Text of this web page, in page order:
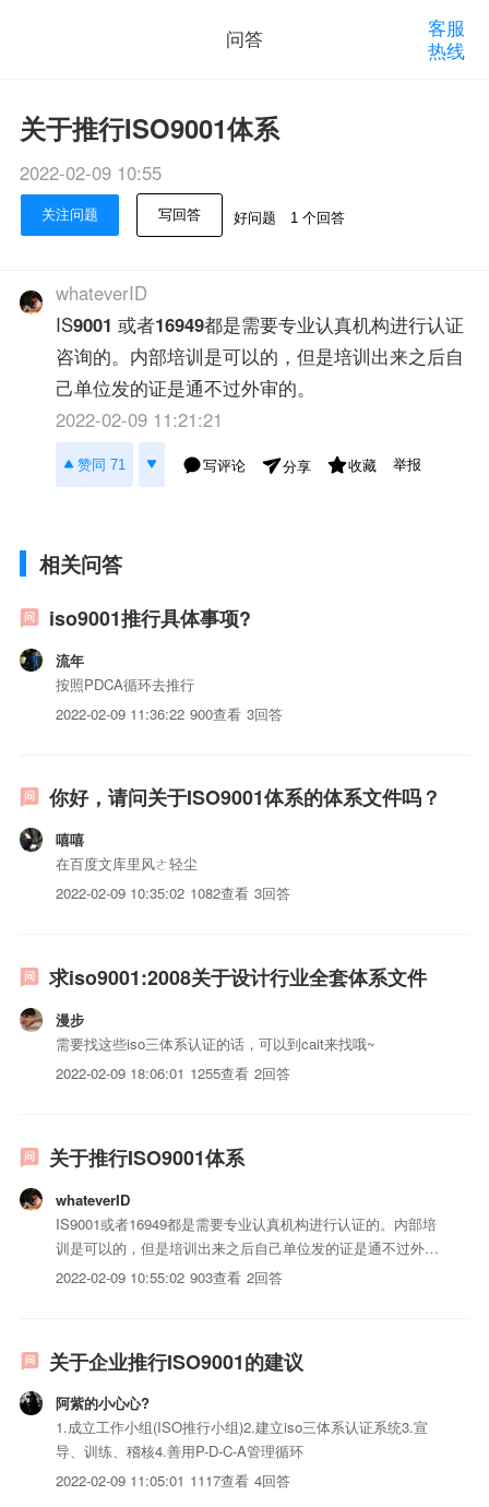
问答
客服
热线
关于推行ISO9001体系
2022-02-09 10:55
关注问题 写回答 好问题 1 个回答
whateverID
IS9001 或者16949都是需要专业认真机构进行认证
咨询的。内部培训是可以的，但是培训出来之后自
己单位发的证是通不过外审的。
2022-02-09 11:21:21
赞同 71 写评论 分享 收藏 举报
相关问答
iso9001推行具体事项?
流年
按照PDCA循环去推行
2022-02-09 11:36:22 900查看 3回答
你好，请问关于ISO9001体系的体系文件吗？
嘻嘻
在百度文库里风ㄜ轻尘
2022-02-09 10:35:02 1082查看 3回答
求iso9001:2008关于设计行业全套体系文件
漫步
需要找这些iso三体系认证的话，可以到cait来找哦~
2022-02-09 18:06:01 1255查看 2回答
关于推行ISO9001体系
whateverID
IS9001或者16949都是需要专业认真机构进行认证的。内部培
训是可以的，但是培训出来之后自己单位发的证是通不过外审
的。
2022-02-09 10:55:02 903查看 2回答
关于企业推行ISO9001的建议
阿紫的小心心?
1.成立工作小组(ISO推行小组)2.建立iso三体系认证系统3.宣
导、训练、稽核4.善用P-D-C-A管理循环
2022-02-09 11:05:01 1117查看 4回答